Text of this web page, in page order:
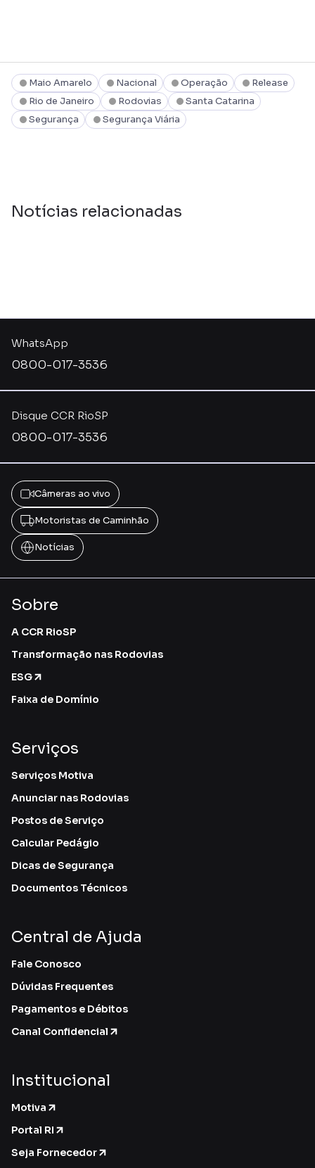
Maio Amarelo Nacional Operação
Release
Rio de Janeiro
Rodovias
Santa Catarina
Segurança
Segurança Viária
Notícias relacionadas
Disque CCR RioSP
0800-017-3536
WhatsApp
0800-017-3536
Câmeras ao vivo
Motoristas de Caminhão
Notícias
Sobre
A CCR RioSP
Transformação nas Rodovias
ESG
Faixa de Domínio
Serviços
Serviços Motiva
Anunciar nas Rodovias
Postos de Serviço
Calcular Pedágio
Dicas de Segurança
Documentos Técnicos
Central de Ajuda
Fale Conosco
Dúvidas Frequentes
Pagamentos e Débitos
Canal Confidencial
Institucional
Motiva
Portal RI
Seja Fornecedor